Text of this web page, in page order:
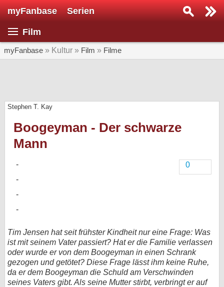
myFanbase Serien
Film
myFanbase » Kultur » Film » Filme
Stephen T. Kay
Boogeyman - Der schwarze
Mann
0
Tim Jensen hat seit frühster Kindheit nur eine Frage: Was
ist mit seinem Vater passiert? Hat er die Familie verlassen
oder wurde er von dem Boogeyman in einen Schrank
gezogen und getötet? Diese Frage lässt ihm keine Ruhe,
da er dem Boogeyman die Schuld am Verschwinden
seines Vaters gibt. Als seine Mutter stirbt, verbringt er auf
Serie suchen...
SERIEN
Veranstaltungen
bei X
bei Facebook